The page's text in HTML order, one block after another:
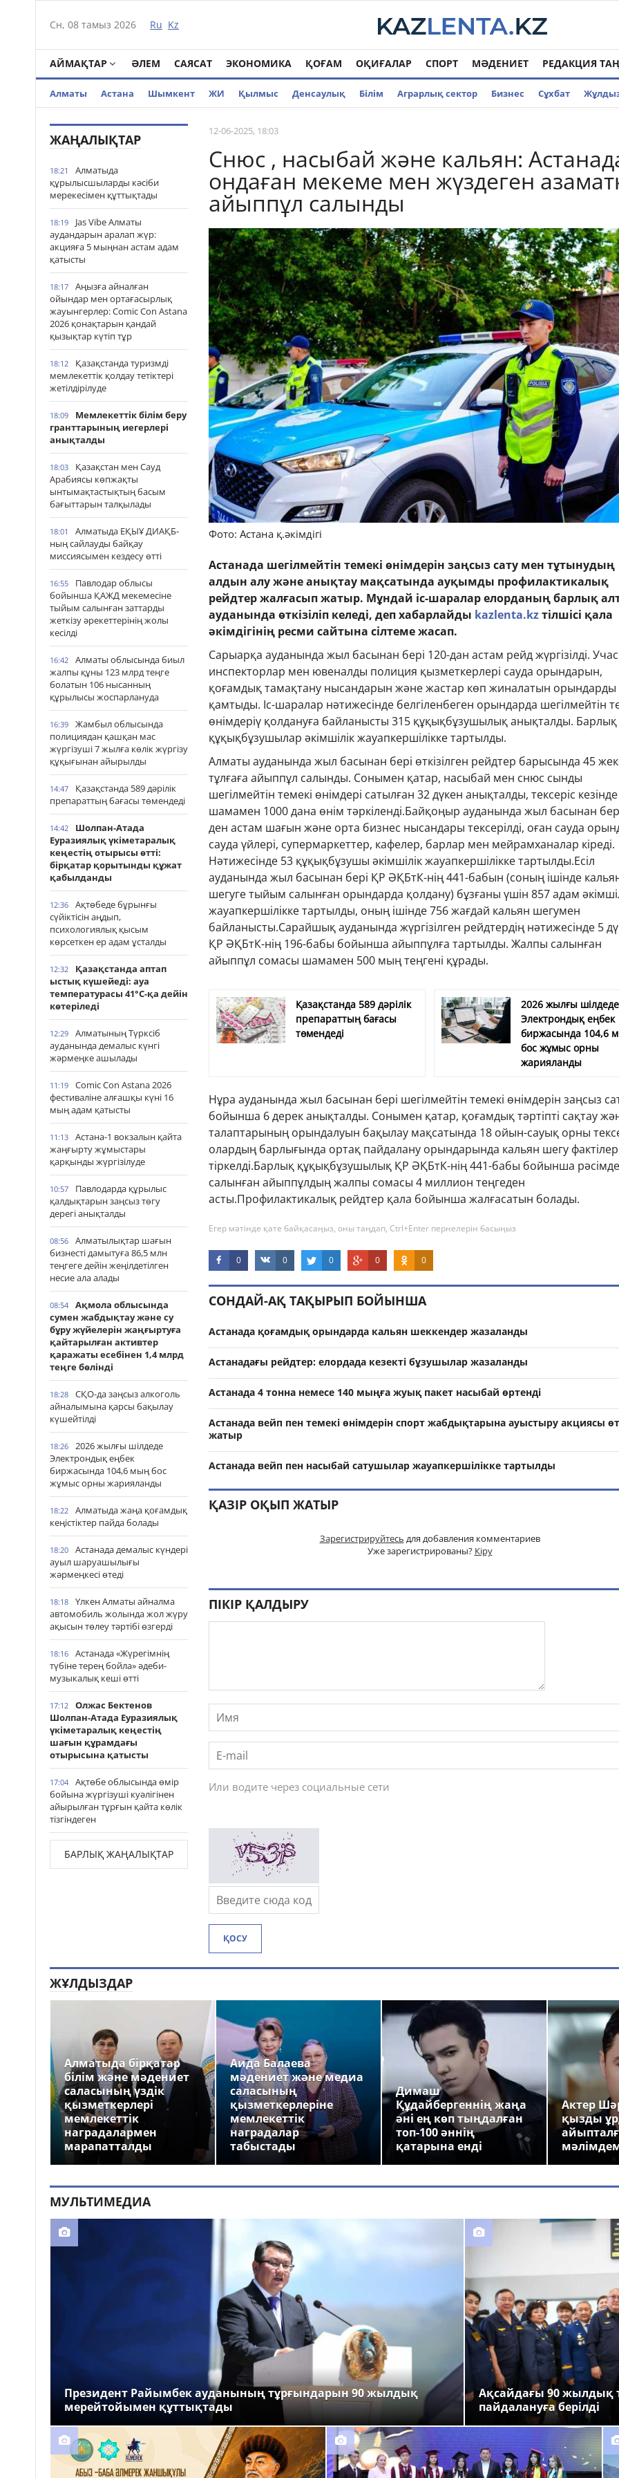
Сн, 08 тамыз 2026 Ru Kz
АЙМАҚТАР ӘЛЕМ САЯСАТ ЭКОНОМИКА ҚОҒАМ ОҚИҒАЛАР СПОРТ МӘДЕНИЕТ РЕДАКЦИЯ
Алматы Астана Шымкент ЖИ Қылмыс Денсаулық Білім Аграрлық сектор Бизнес Cұхбат
ЖАҢАЛЫҚТАР
18:21
Алматыда
құрылысшыларды кәсіби
мерекесімен құттықтады
18:19
Jas Vibe Алматы
аудандарын аралап жүр:
акцияға 5 мыңнан астам адам
қатысты
18:17
Аңызға айналған
ойындар мен ортағасырлық
жауынгерлер: Comic Con Astana
2026 қонақтарын қандай
қызықтар күтіп тұр
18:12
Қазақстанда туризмді
мемлекеттік қолдау тетіктері
жетілдірілуде
18:09
Мемлекеттік білім беру
гранттарының иегерлері
анықталды
18:03
Қазақстан мен Сауд
Арабиясы көпжақты
ынтымақтастықтың басым
бағыттарын талқылады
18:01
Алматыда ЕҚЫҰ ДИАҚБ-
ның сайлауды байқау
миссиясымен кездесу өтті
16:55
Павлодар облысы
бойынша ҚАЖД мекемесіне
тыйым салынған заттарды
жеткізу әрекеттерінің жолы
кесілді
16:42
Алматы облысында биыл
жалпы құны 123 млрд теңге
болатын 106 нысанның
құрылысы жоспарлануда
16:39
Жамбыл облысында
полициядан қашқан мас
жүргізуші 7 жылға көлік жүргізу
құқығынан айырылды
14:47
Қазақстанда 589 дәрілік
препараттың бағасы төмендеді
14:42
Шолпан-Атада
Еуразиялық үкіметаралық
кеңестің отырысы өтті:
бірқатар қорытынды құжат
қабылданды
12:36
Ақтөбеде бұрынғы
сүйіктісін аңдып,
психологиялық қысым
көрсеткен ер адам ұсталды
12:32
Қазақстанда аптап
ыстық күшейеді: ауа
температурасы 41°С-қа дейін
көтеріледі
12:29
Алматының Түрксіб
ауданында демалыс күнгі
жәрмеңке ашылады
11:19
Comic Con Astana 2026
фестиваліне алғашқы күні 16
мың адам қатысты
11:13
Астана-1 вокзалын қайта
жаңғырту жұмыстары
қарқынды жүргізілуде
10:57
Павлодарда құрылыс
қалдықтарын заңсыз төгу
дерегі анықталды
08:56
Алматылықтар шағын
бизнесті дамытуға 86,5 млн
теңгеге дейін жеңілдетілген
несие ала алады
08:54
Ақмола облысында
сумен жабдықтау және су
бұру жүйелерін жаңғыртуға
қайтарылған активтер
қаражаты есебінен 1,4 млрд
теңге бөлінді
18:28
СҚО-да заңсыз алкоголь
айналымына қарсы бақылау
күшейтілді
18:26
2026 жылғы шілдеде
Электрондық еңбек
биржасында 104,6 мың бос
жұмыс орны жарияланды
18:22
Алматыда жаңа қоғамдық
кеңістіктер пайда болады
18:20
Астанада демалыс күндері
ауыл шаруашылығы
жәрмеңкесі өтеді
18:18
Үлкен Алматы айналма
автомобиль жолында жол жүру
ақысын төлеу тәртібі өзгерді
18:16
Астанада «Жүрегімнің
түбіне терең бойла» әдеби-
музыкалық кеші өтті
17:12
Олжас Бектенов
Шолпан-Атада Еуразиялық
үкіметаралық кеңестің
шағын құрамдағы
отырысына қатысты
17:04
Ақтөбе облысында өмір
бойына жүргізуші куәлігінен
айырылған тұрғын қайта көлік
тізгіндеген
БАРЛЫҚ ЖАҢАЛЫҚТАР
12-06-2025, 18:03
Снюс , насыбай және кальян:
ондаған мекеме мен жүздеген
айыппұл салынды
Фото: Астана қ.әкімдігі
Астанада шегілмейтін темекі өнімдерін заңсыз сату мен тұтынудың
алдын алу және анықтау мақсатында ауқымды профилактикалық
рейдтер жалғасып жатыр. Мұндай іс-шаралар елорданың барлық
ауданында өткізіліп келеді, деп хабарлайды kazlenta.kzтілшісі қала
әкімдігінің ресми сайтына сілтеме жасап.
Сарыарқа ауданында жыл басынан бері 120-дан астам рейд жүргізілді.
инспекторлар мен ювеналды полиция қызметкерлері сауда орындарын,
қоғамдық тамақтану нысандарын және жастар көп жиналатын орындарды
қамтыды. Іс-шаралар нәтижесінде белгіленбеген орындарда шегілмейтін
өнімдеріү қолдануға байланысты 315 құқықбұзушылық анықталды. Барлық
құқықбұзушылар әкімшілік жауапкершілікке тартылды.
Алматы ауданында жыл басынан бері өткізілген рейдтер барысында 45
тұлғаға айыппұл салынды. Сонымен қатар, насыбай мен снюс сынды
шегілмейтін темекі өнімдері сатылған 32 дүкен анықталды, тексеріс кезінде
шамамен 1000 дана өнім тәркіленді.Байқоңыр ауданында жыл басынан
ден астам шағын және орта бизнес нысандары тексерілді, оған сауда
сауда үйлері, супермаркеттер, кафелер, барлар мен мейрамханалар кіреді.
Нәтижесінде 53 құқықбұзушы әкімшілік жауапкершілікке тартылды.Есіл
ауданында жыл басынан бері ҚР ӘҚБтК-нің 441-бабын (соның ішінде
шегуге тыйым салынған орындарда қолдану) бұзғаны үшін 857 адам
жауапкершілікке тартылды, оның ішінде 756 жағдай кальян шегумен
байланысты.Сарайшық ауданында жүргізілген рейдтердің нәтижесінде 5
ҚР ӘҚБтК-нің 196-бабы бойынша айыппұлға тартылды. Жалпы салынған
айыппұл сомасы шамамен 500 мың теңгені құрады.
Қазақстанда 589 дәрілік
препараттың бағасы
төмендеді
2026 жылғы шілдеде
Электрондық еңбек
биржасында 104,6
бос жұмыс орны
жарияланды
Нұра ауданында жыл басынан бері шегілмейтін темекі өнімдерін заңсыз
бойынша 6 дерек анықталды. Сонымен қатар, қоғамдық тәртіпті сақтау
талаптарының орындалуын бақылау мақсатында 18 ойын-сауық орны
олардың барлығында ортақ пайдалану орындарында кальян шегу
тіркелді.Барлық құқықбұзушылық ҚР ӘҚБтК-нің 441-бабы бойынша
салынған айыппұлдың жалпы сомасы 4 миллион теңгеден
асты.Профилактикалық рейдтер қала бойынша жалғасатын болады.
Егер мәтінде қате байқасаңыз, оны таңдап, Ctrl+Enter пернелерін басыңыз
0 0 0 0 0
СОНДАЙ-АҚ ТАҚЫРЫП БОЙЫНША
Астанада қоғамдық орындарда кальян шеккендер жазаланды
Астанадағы рейдтер: елордада кезекті бұзушылар жазаланды
Астанада 4 тонна немесе 140 мыңға жуық пакет насыбай өртенді
Астанада вейп пен темекі өнімдерін спорт жабдықтарына ауыстыру акциясы
жатыр
Астанада вейп пен насыбай сатушылар жауапкершілікке тартылды
ҚАЗІР ОҚЫП ЖАТЫР
Зарегистрируйтесь для добавления комментариев
Уже зарегистрированы? Кіру
ПІКІР ҚАЛДЫРУ
Или водите через социальные сети
ҚОСУ
ЖҰЛДЫЗДАР
Алматыда бірқатар
білім және мәдениет
саласының үздік
қызметкерлері
мемлекеттік
наградалармен
марапатталды
Аида Балаева
мәдениет және медиа
саласының
қызметкерлеріне
мемлекеттік
наградалар
табыстады
Димаш
Құдайбергеннің жаңа
әні ең көп тыңдалған
топ-100 әннің
қатарына енді
Актер
қызды
МУЛЬТИМЕДИА
Президент Райымбек ауданының тұрғындарын 90 жылдық
мерейтойымен құттықтады
Ақсайдағы 90 жылдық
пайдалануға берілді